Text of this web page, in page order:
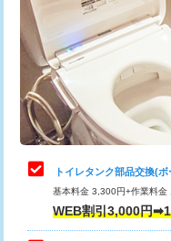
トイレタンク部品交換(ボ
基本料金 3,300円+作業料
WEB割引3,000円